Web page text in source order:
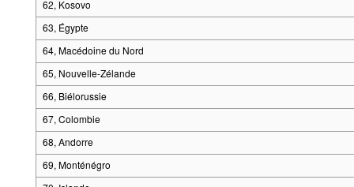
62, Kosovo
63, Égypte
64, Macédoine du Nord
65, Nouvelle-Zélande
66, Biélorussie
67, Colombie
68, Andorre
69, Monténégro